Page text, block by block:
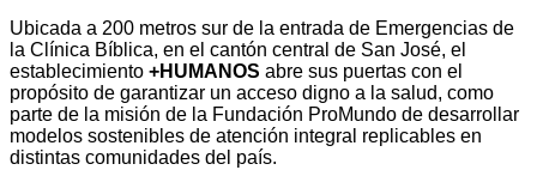
Ubicada a 200 metros sur de la entrada de Emergencias de
la Clínica Bíblica, en el cantón central de San José, el
establecimiento +HUMANOS abre sus puertas con el
propósito de garantizar un acceso digno a la salud, como
parte de la misión de la Fundación ProMundo de desarrollar
modelos sostenibles de atención integral replicables en
distintas comunidades del país.